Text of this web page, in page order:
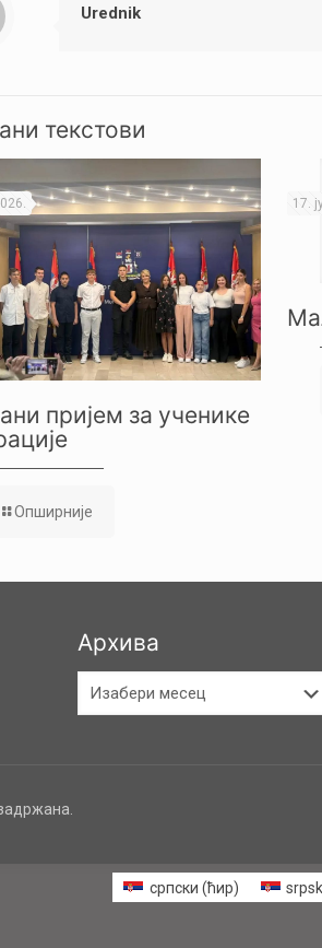
Urednik
текстови
пријем за ученике
Опширније
17.
Архива
Архива
српски (ћир)